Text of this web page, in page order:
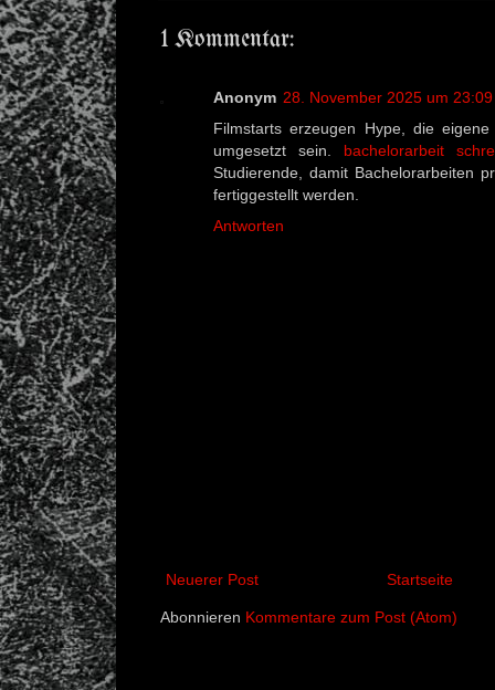
1 Kommentar:
Anonym 28. November 2025 um 23:09
Filmstarts erzeugen Hype, die
umgesetzt sein. bachelorarbeit
Studierende, damit Bachelorarbeiten
fertiggestellt werden.
Antworten
Neuerer Post Startseite
Abonnieren Kommentare zum Post (Atom)